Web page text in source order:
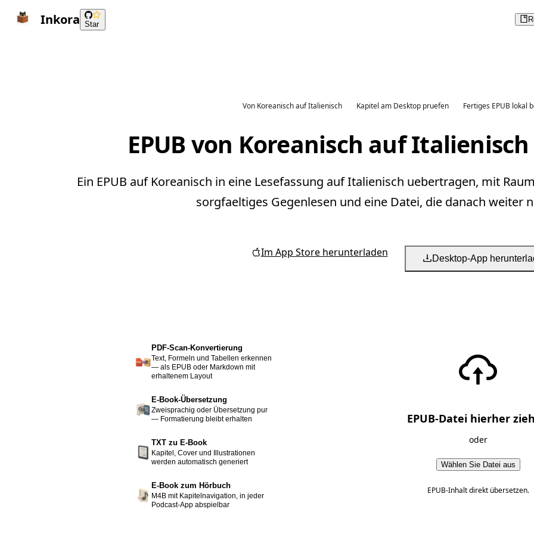
Inkora Star
Von Koreanisch auf Italienisch Kapitel am Desktop pruefen Fertiges EPUB lokal
EPUB von Koreanisch auf
Ein EPUB auf Koreanisch in eine Lesefassung auf Italienisch uebertragen, mit
sorgfaeltiges Gegenlesen und eine Datei, die danach weiter
Im App Store herunterladen Desktop-App
PDF-Scan-Konvertierung
Text, Formeln und Tabellen erkennen
— als EPUB oder Markdown mit
erhaltenem Layout
E-Book-Übersetzung
Zweisprachig oder Übersetzung pur
— Formatierung bleibt erhalten
TXT zu E-Book
Kapitel, Cover und Illustrationen
werden automatisch generiert
E-Book zum Hörbuch
M4B mit Kapitelnavigation, in jeder
Podcast-App abspielbar
EPUB-Datei hierher
oder
Wählen Sie Datei aus
EPUB-Inhalt direkt übersetzen.